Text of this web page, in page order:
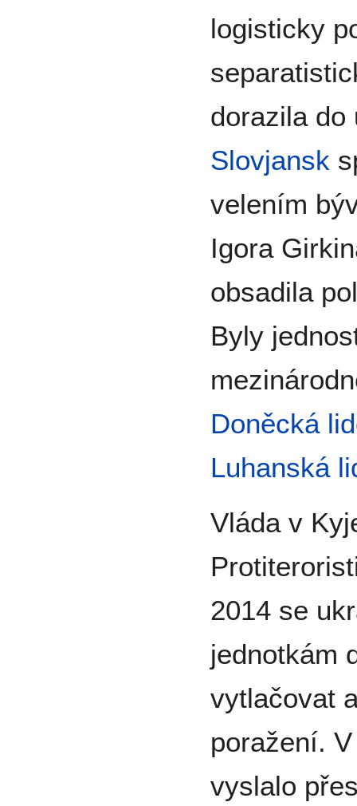
logisticky
dorazila do
Slovjansk
velením
Igora
obsadila
Byly
Doněcká
Luhanská
Vláda v
2014 se
jednotkám
vytlačovat
poražení.
vyslalo